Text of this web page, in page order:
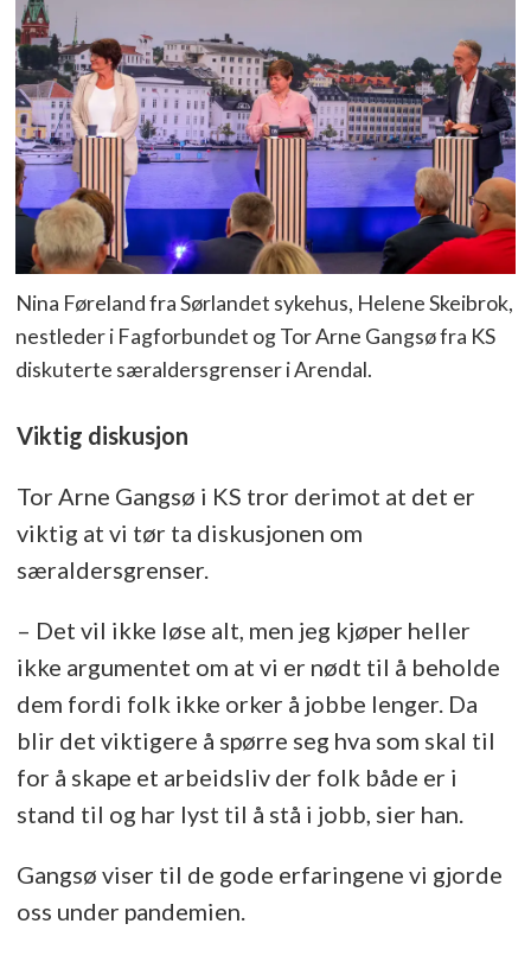
Nina Føreland fra Sørlandet sykehus, Helene Skeibrok,
nestleder i Fagforbundet og Tor Arne Gangsø fra KS
diskuterte særaldersgrenser i Arendal.
Viktig diskusjon
Tor Arne Gangsø i KS tror derimot at det er
viktig at vi tør ta diskusjonen om
særaldersgrenser.
– Det vil ikke løse alt, men jeg kjøper heller
ikke argumentet om at vi er nødt til å beholde
dem fordi folk ikke orker å jobbe lenger. Da
blir det viktigere å spørre seg hva som skal til
for å skape et arbeidsliv der folk både er i
stand til og har lyst til å stå i jobb, sier han.
Gangsø viser til de gode erfaringene vi gjorde
oss under pandemien.